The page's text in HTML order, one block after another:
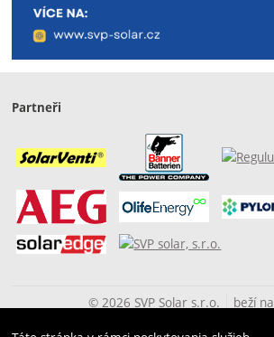
Partneři
© 2026 SVP Solar s.r.o. beží na